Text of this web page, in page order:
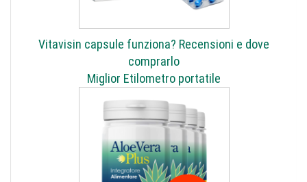
Vitavisin capsule funziona? Recensioni e dove
comprarlo
Miglior Etilometro portatile